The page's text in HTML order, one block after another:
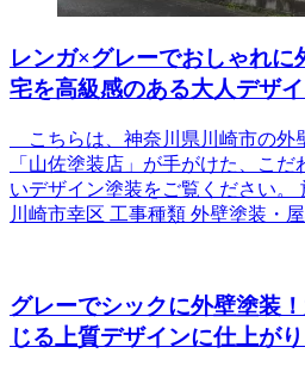
レンガ×グレーでおしゃれに
宅を高級感のある大人デザ
こちらは、神奈川県川崎市の外
「山佐塗装店」が手がけた、こ
いデザイン塗装をご覧ください。
川崎市幸区 工事種類 外壁塗装・
グレーでシックに外壁塗装
じる上質デザインに仕上が